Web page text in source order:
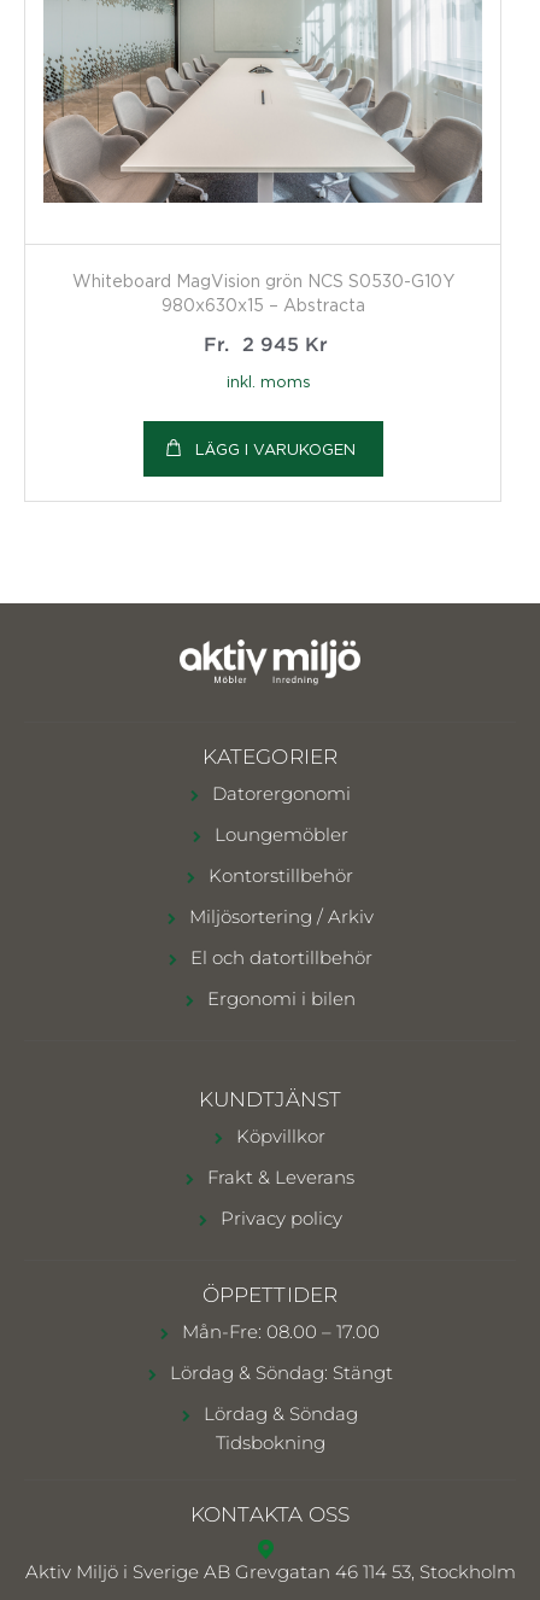
Whiteboard MagVision grön NCS S0530-G10Y
980x630x15 – Abstracta
Fr. 2 945 Kr
inkl. moms
LÄGG I VARUKOGEN
KATEGORIER
Datorergonomi
Loungemöbler
Kontorstillbehör
Miljösortering / Arkiv
El och datortillbehör
Ergonomi i bilen
KUNDTJÄNST
Köpvillkor
Frakt & Leverans
Privacy policy
ÖPPETTIDER
Mån-Fre: 08.00 – 17.00
Lördag & Söndag: Stängt
Lördag & Söndag
Tidsbokning
KONTAKTA OSS
Aktiv Miljö i Sverige AB Grevgatan 46 114 53, Stockholm